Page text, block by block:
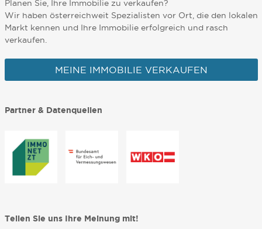
Planen Sie, Ihre Immobilie zu verkaufen?
Wir haben österreichweit Spezialisten vor Ort, die den lokalen
Markt kennen und Ihre Immobilie erfolgreich und rasch
verkaufen.
MEINE IMMOBILIE VERKAUFEN
Partner & Datenquellen
Teilen Sie uns Ihre Meinung mit!